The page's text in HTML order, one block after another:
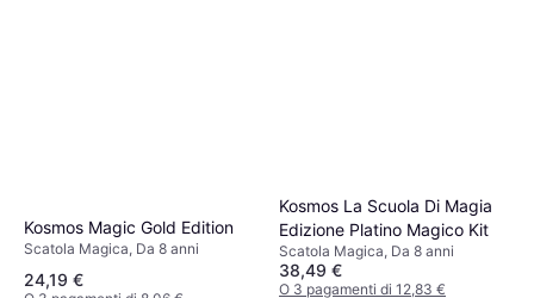
Kosmos Magic Gold Edition
Scatola Magica, Da 8 anni
24,19 €
Kosmos La Scuola Di Magia
Edizione Platino Magico Kit
Scatola Magica, Da 8 anni
38,49 €
O 3 pagamenti di 12,83 €